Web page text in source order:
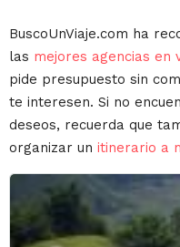
BuscoUnViaje.com ha
las mejores agencias en
pide presupuesto sin
te interesen. Si no
deseos, recuerda que
organizar un itinerario a